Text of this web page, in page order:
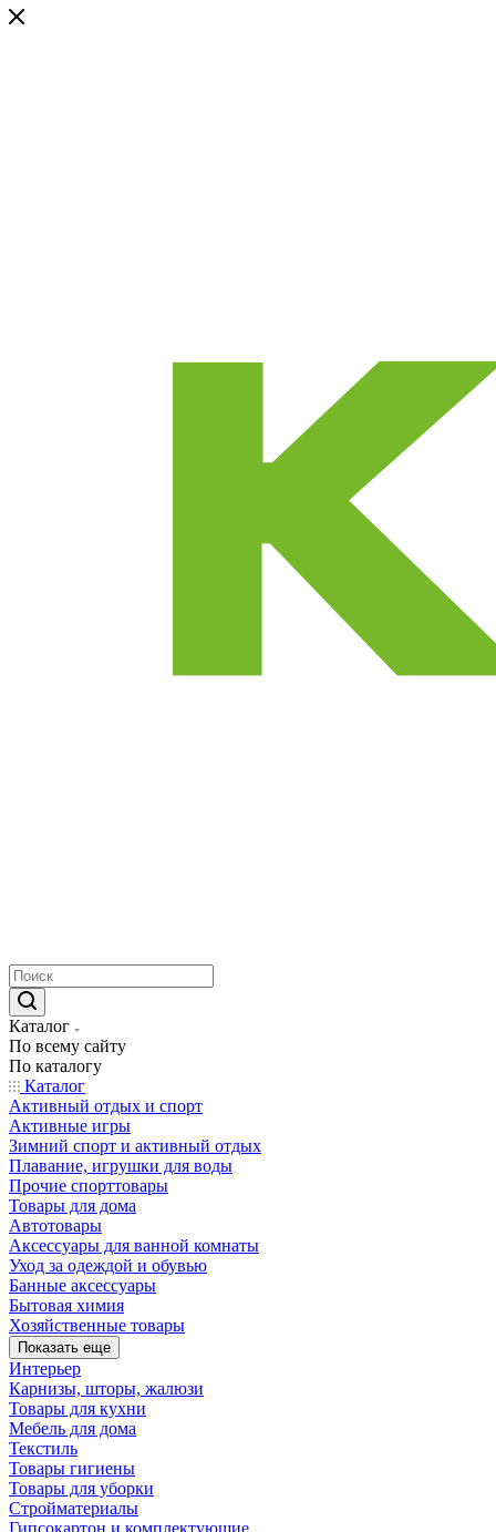
Каталог
По всему сайту
По каталогу
Каталог
Активный отдых и спорт
Активные игры
Зимний спорт и активный отдых
Плавание, игрушки для воды
Прочие спорттовары
Товары для дома
Автотовары
Аксессуары для ванной комнаты
Уход за одеждой и обувью
Банные аксессуары
Бытовая химия
Хозяйственные товары
Показать еще
Интерьер
Карнизы, шторы, жалюзи
Товары для кухни
Мебель для дома
Текстиль
Товары гигиены
Товары для уборки
Стройматериалы
Гипсокартон и комплектующие